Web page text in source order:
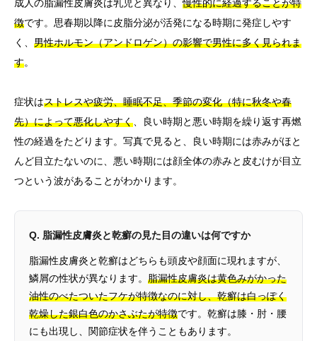
成人の脂漏性皮膚炎は乳児と異なり、慢性的に経過することが特
徴です。思春期以降に皮脂分泌が活発になる時期に発症しやす
く、 男性ホルモン（アンドロゲン）の影響で男性に多く見られま
す。
症状はストレスや疲労、睡眠不足、季節の変化（特に秋冬や春
先）によって悪化しやすく 、良い時期と悪い時期を繰り返す再燃
性の経過をたどります。写真で見ると、良い時期には赤みがほと
んど目立たないのに、悪い時期には顔全体の赤みと皮むけが目立
つという波があることがわかります。
Q. 脂漏性皮膚炎と乾癬の見た目の違いは何ですか
脂漏性皮膚炎と乾癬はどちらも頭皮や顔面に現れますが、
鱗屑の性状が異なります。 脂漏性皮膚炎は黄色みがかった
油性のべたついたフケが特徴なのに対し、乾癬は白っぽく
乾燥した銀白色のかさぶたが特徴です。乾癬は膝・肘・腰
にも出現し、関節症状を伴うこともあります。